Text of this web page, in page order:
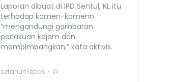
Laporan dibuat di IPD Sentul, KL itu
terhadap komen-komenn
“mengandungi gambaran
perlakuan kejam dan
membimbangkan,” kata aktivis.
setahun lepas ⋅